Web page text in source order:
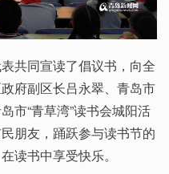
共同宣读了倡议书，向全
府副区长吕永翠、青岛市
市“青草湾”读书会城阳活
朋友，踊跃参与读书节的
读书中享受快乐。